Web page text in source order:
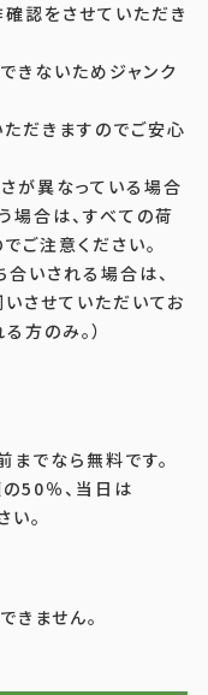
認をさせていただき
きないためジャンク
だきますのでご安心
が異なっている場合
場合は、すべての荷
ご注意ください。
いされる場合は、
させていただいてお
方のみ。）
でなら無料です。
50％、当日は
。
きません。